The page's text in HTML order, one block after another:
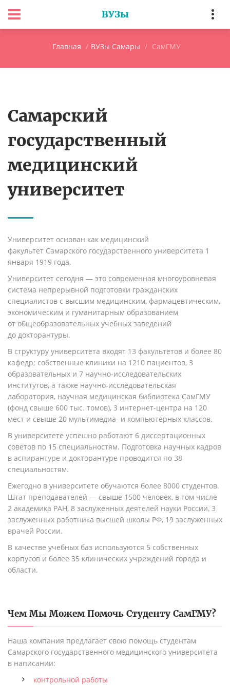
ВУЗы
Главная ВУЗы Самары СамГМУ
Самарский
государственный
медицинский
университет
Университет основан как медицинский
факультет Самарского государственного университета 1
января 1919 года.
Университет сегодня — это современная многоуровневая
система непрерывной подготовки гражданских
специалистов с высшим медицинским, фармацевтическим,
экономическим и гуманитарным образованием
от общеобразовательных учебных заведений
до докторантуры.
В структуру университета входят 13 факультетов и более 80
кафедр; собственные клиники на 1210 пациентов, 3
образовательных и 7 научно-исследовательских
институтов, а также научно-исследовательская
лаборатория, научная медицинская библиотека СамГМУ
(фонд свыше 600 тыс. томов), 3 интернет-центра на 120
мест и свыше 20 мультимедиа- и компьютерных классов.
В университете успешно работают 6 диссертационных
советов по 15 специальностям. Подготовка научных кадров
в аспирантуре и докторантуре проводится по 38
специальностям.
Ежегодно в университете обучаются более 8000 студентов.
Штат преподавателей — свыше 1500 человек, в том числе
2 академика РАН, 8 заслуженных деятелей науки России, 3
заслуженных работника высшей школы РФ, 19 заслуженных
врачей России.
В качестве учебных баз используются 5 собственных
корпусов и более 35 клинических учреждений города и
области.
Чем Мы Можем Помочь Студенту СамГМУ?
Наша компания предлагает свою помощь студентам
Самарского государственного медицинского университета
в написании:
контрольной работы